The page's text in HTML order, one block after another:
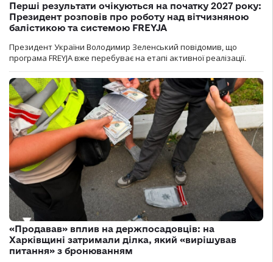
Перші результати очікуються на початку 2027 року:
Президент розповів про роботу над вітчизняною
балістикою та системою FREYJA
Президент України Володимир Зеленський повідомив, що
програма FREYJA вже перебуває на етапі активної реалізації.
«Продавав» вплив на держпосадовців: на
Харківщині затримали ділка, який «вирішував
питання» з бронюванням